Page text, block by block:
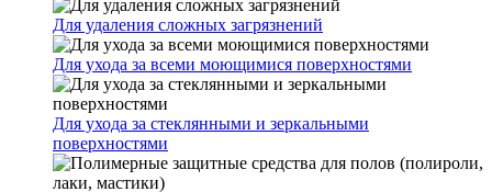
Для удаления сложных загрязнений
Для ухода за всеми моющимися поверхностями
Для ухода за стеклянными и зеркальными
поверхностями